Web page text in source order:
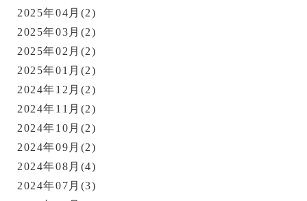
2025年04月(2)
2025年03月(2)
2025年02月(2)
2025年01月(2)
2024年12月(2)
2024年11月(2)
2024年10月(2)
2024年09月(2)
2024年08月(4)
2024年07月(3)